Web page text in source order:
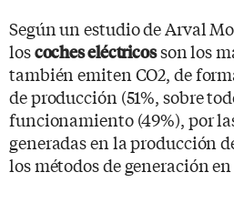
Según un estudio de Arval
loscoches eléctricosson los
también emiten CO2, de
de producción (51%, sobre
funcionamiento (49%), por
generadas en la producción
los métodos de generación